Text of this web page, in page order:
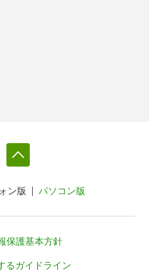
ン版 パソコン版
保護基本方針
るガイドライン